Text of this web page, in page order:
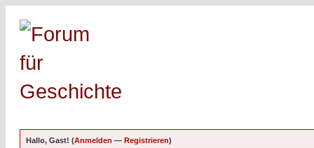
Hallo, Gast! (Anmelden — Registrieren)